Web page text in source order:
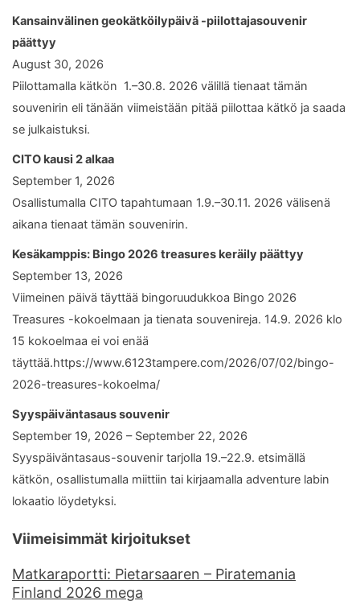
Kansainvälinen geokätköilypäivä -piilottajasouvenir
päättyy
August 30, 2026
Piilottamalla kätkön 1.–30.8. 2026 välillä tienaat tämän
souvenirin eli tänään viimeistään pitää piilottaa kätkö ja saada
se julkaistuksi.
CITO kausi 2 alkaa
September 1, 2026
Osallistumalla CITO tapahtumaan 1.9.–30.11. 2026 välisenä
aikana tienaat tämän souvenirin.
Kesäkamppis: Bingo 2026 treasures keräily päättyy
September 13, 2026
Viimeinen päivä täyttää bingoruudukkoa Bingo 2026
Treasures -kokoelmaan ja tienata souvenireja. 14.9. 2026 klo
15 kokoelmaa ei voi enää
täyttää.https://www.6123tampere.com/2026/07/02/bingo-
2026-treasures-kokoelma/
Syyspäiväntasaus souvenir
September 19, 2026 – September 22, 2026
Syyspäiväntasaus-souvenir tarjolla 19.–22.9. etsimällä
kätkön, osallistumalla miittiin tai kirjaamalla adventure labin
lokaatio löydetyksi.
Viimeisimmät kirjoitukset
Matkaraportti: Pietarsaaren – Piratemania
Finland 2026 mega